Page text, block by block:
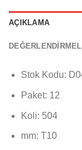
AÇIKLAMA
Stok Kodu:
Paket: 12
Koli: 504
mm: T10